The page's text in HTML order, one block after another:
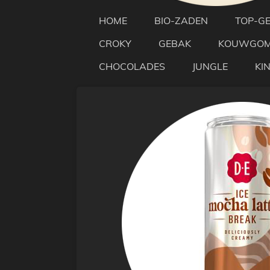
HOME BIO-ZADEN TOP-
CROKY
GEBAK
CHOCOLADES
JUNGLE